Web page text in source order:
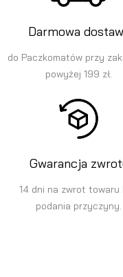
Darmowa
do Paczkomatów przy
powyżej 199 zł.
Gwarancja
14 dni na zwrot towaru
podania przyczyny.